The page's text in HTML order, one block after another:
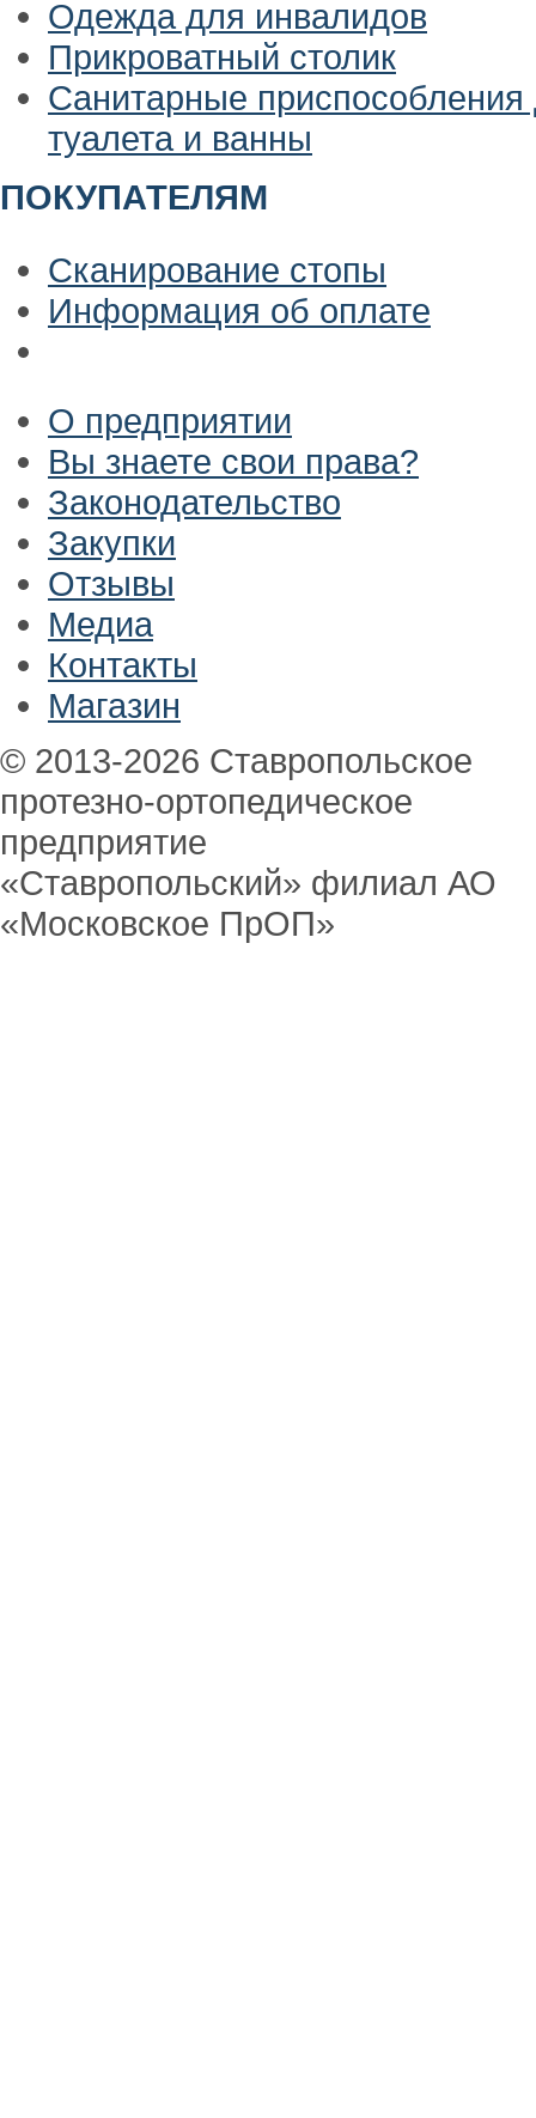
Одежда для инвалидов
Прикроватный столик
Санитарные приспособления
туалета и ванны
ПОКУПАТЕЛЯМ
Сканирование стопы
Информация об оплате
О предприятии
Вы знаете свои права?
Законодательство
Закупки
Отзывы
Медиа
Контакты
Магазин
© 2013-2026 Ставропольское
протезно-ортопедическое
предприятие
«Ставропольский» филиал АО
«Московское ПрОП»